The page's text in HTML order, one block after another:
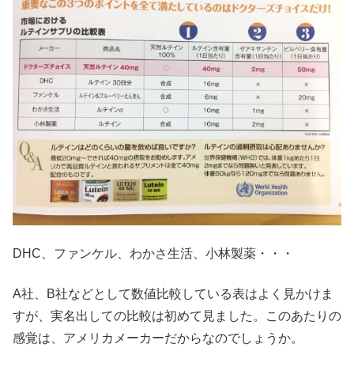
DHC、ファンケル、わかさ生活、小林製薬・・・
A社、B社などとして数値比較している表はよく見かけま
すが、実名出しての比較は初めて見ました。このあたりの
感覚は、アメリカメーカーだからなのでしょうか。